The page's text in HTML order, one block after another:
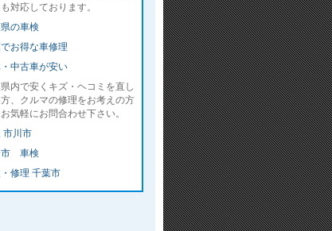
対応しております。
の車検
お得な車修理
中古車が安い
内で安くキズ・ヘコミを直し
、クルマの修理をお考えの方
気軽にお問合わせ下さい。
市川市
市 車検
修理 千葉市